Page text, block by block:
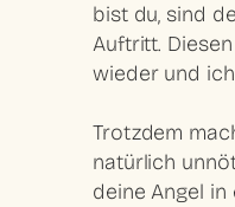
bist du, sind
Auftritt.
wieder und
Trotzdem
natürlich
deine Angel